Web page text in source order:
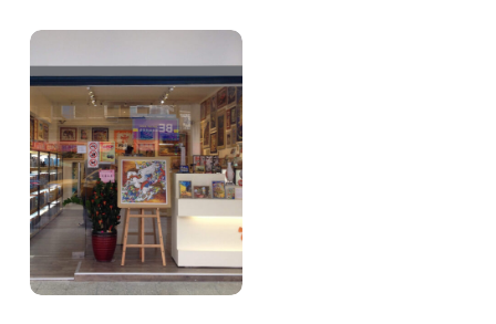
店－
MiiK
韓
國
飾
品
專
賣
台
北
士
林
－
Pintoo